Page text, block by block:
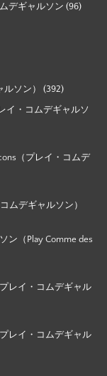
デギャルソン (96)
ソン） (392)
イ・コムデギャルソ
（プレイ・コムデ
ムデギャルソン）
ン（Play Comme des
レイ・コムデギャル
レイ・コムデギャル